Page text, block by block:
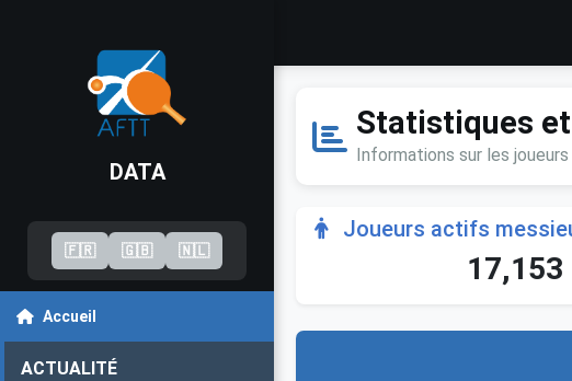
DATA
🇫🇷 🇬🇧 🇳🇱
Accueil
ACTUALITÉ
Statistiques
Informations sur les
Joueurs actifs